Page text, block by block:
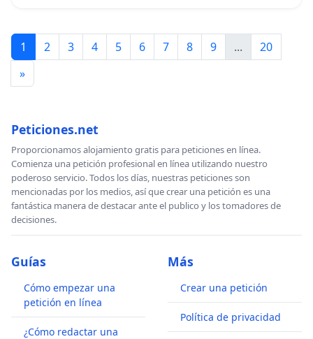
1 2 3 4 5 6 7 8 9 ...
20
»
Peticiones.net
Proporcionamos alojamiento gratis para peticiones en línea.
Comienza una petición profesional en línea utilizando nuestro
poderoso servicio. Todos los días, nuestras peticiones son
mencionadas por los medios, así que crear una petición es una
fantástica manera de destacar ante el publico y los tomadores de
decisiones.
Guías
Cómo empezar una
petición en línea
¿Cómo redactar una
Más
Crear una petición
Política de privacidad